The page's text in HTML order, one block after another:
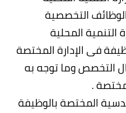
التخصصية
التنمية المحلية
فى الإدارة المختصة
التخصص وما توجه به
.
المختصة بالوظيفة